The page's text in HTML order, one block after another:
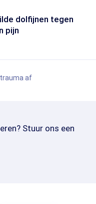
dolfijnen tegen
pijn
af
Stuur ons een